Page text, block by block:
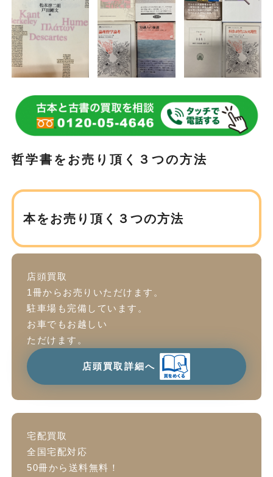
哲学書をお売り頂く３つの方法
本をお売り頂く３つの方法
店頭買取
1冊からお売りいただけます。
駐車場も完備しています。
お車でもお越しい
ただけます。
店頭買取詳細へ
宅配買取
全国宅配対応
50冊から送料無料！